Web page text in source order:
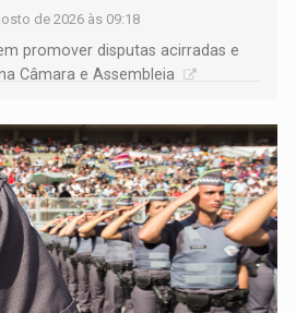
de 2026 às 09:18
promover disputas acirradas e
Câmara e Assembleia